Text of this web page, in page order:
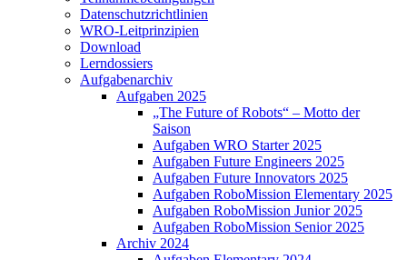
Datenschutzrichtlinien
WRO-Leitprinzipien
Download
Lerndossiers
Aufgabenarchiv
Aufgaben 2025
„The Future of Robots“ – Motto der
Saison
Aufgaben WRO Starter 2025
Aufgaben Future Engineers 2025
Aufgaben Future Innovators 2025
Aufgaben RoboMission Elementary 2025
Aufgaben RoboMission Junior 2025
Aufgaben RoboMission Senior 2025
Archiv 2024